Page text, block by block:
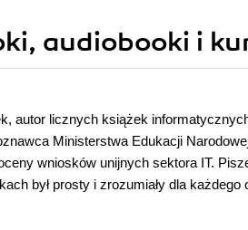
audiobooki i
autor licznych książek
Ministerstwa Edukacji
wniosków unijnych sektora IT.
był prosty i zrozumiały dla każdego